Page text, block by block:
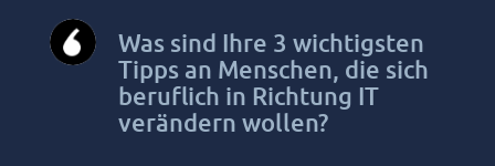
Was sind Ihre 3 wichtigsten
Tipps an Menschen, die sich
beruflich in Richtung IT
verändern wollen?